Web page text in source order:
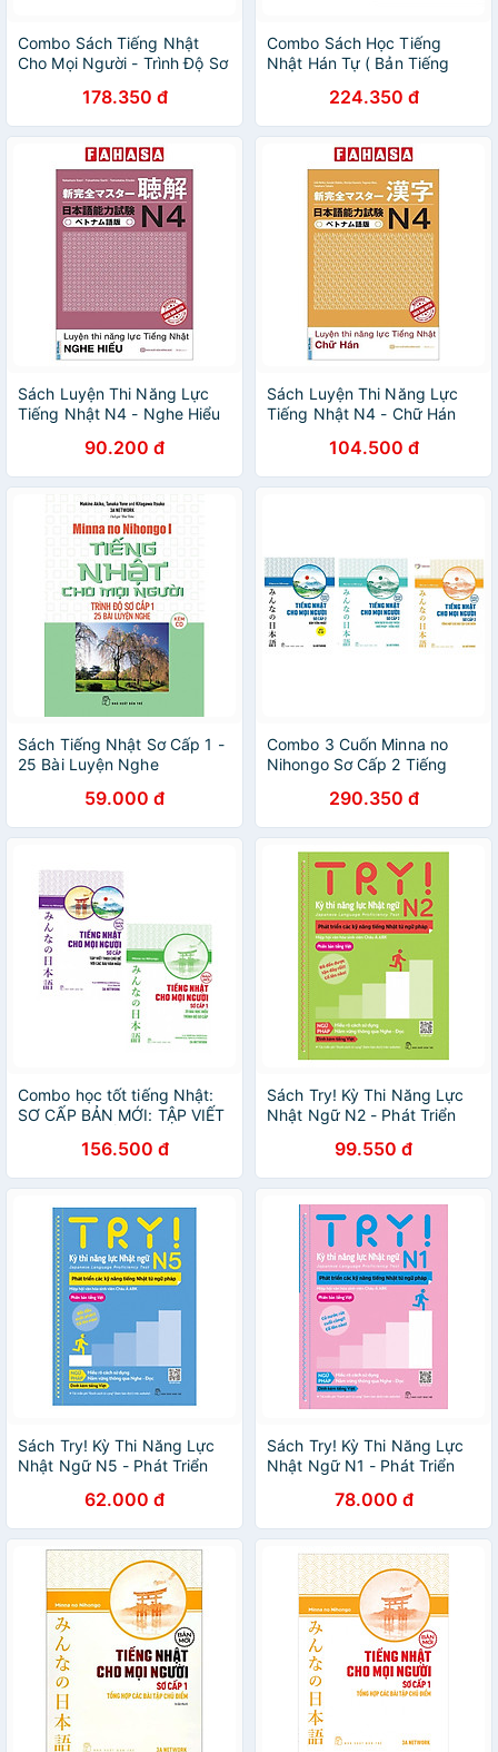
Combo Sách Tiếng Nhật
Cho Mọi Người - Trình Độ Sơ
Tập Chủ Điểm + Bản Tiếng
Nhật (Bộ 2 cuốn/ Tặng kèm
bookmark Happpy Life)
178.350 đ
Combo Sách Học Tiếng
Nhật Hán Tự ( Bản Tiếng
Người: Trình Độ Sơ Cấp 1 –
Hán Tự (Bản Tiếng Việt) +
Tiếng Nhật Cho Mọi Người:
Trình Độ Sơ Cấp 2 – Hán Tự
(Bản Tiếng Việt) ( Tặng Kèm
Bookmark Green Life)
224.350 đ
Sách Luyện Thi Năng Lực
Tiếng Nhật N4 - Nghe Hiểu
90.200 đ
Sách Luyện Thi Năng Lực
Tiếng Nhật N4 - Chữ Hán
104.500 đ
Sách Tiếng Nhật Sơ Cấp 1 -
25 Bài Luyện Nghe
59.000 đ
Combo 3 Cuốn Minna no
Nihongo Sơ Cấp 2 Tiếng
Tiếng Nhật + Bản Dịch Và
Giải Thích Ngữ Pháp - Tiếng
Việt + Tổng Hợp Các Bài Tập
Chủ Điểm (Sách Nâng Cao
Trình Độ Tiếng Nhật Nhanh
Nhất Cho Người Việt / Tặng
Kèm Bookmark Happy Life)
290.350 đ
Combo học tốt tiếng Nhật:
SƠ CẤP BẢN MỚI: TẬP VIẾT
VĂN MẪU + 25 BÀI ĐỌC
HIỂU TRÌNH ĐỘ SƠ CẤP
156.500 đ
Sách Try! Kỳ Thi Năng Lực
Nhật Ngữ N2 - Phát Triển
Ngữ Pháp (Phiên Bản Tiếng
Việt)
99.550 đ
Sách Try! Kỳ Thi Năng Lực
Nhật Ngữ N5 - Phát Triển
Ngữ Pháp (Phiên Bản Tiếng
Việt)
62.000 đ
Sách Try! Kỳ Thi Năng Lực
Nhật Ngữ N1 - Phát Triển
Ngữ Pháp (Phiên Bản Tiếng
Việt)
78.000 đ